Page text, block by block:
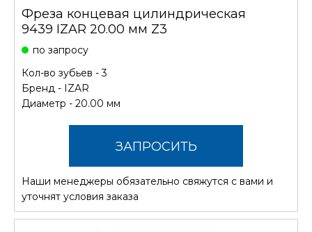
Фреза концевая цилиндрическая
9439 IZAR 20.00 мм Z3
по запросу
Кол-во зубьев - 3
Бренд - IZAR
Диаметр - 20.00 мм
ЗАПРОСИТЬ
СТОИМОСТЬ
Наши менеджеры обязательно свяжутся с вами и
уточнят условия заказа